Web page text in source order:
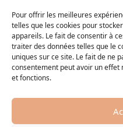
Pour offrir les meilleures
telles que les cookies pour
appareils. Le fait de consentir à
traiter des données telles que le
uniques sur ce site. Le fait de ne
consentement peut avoir un
et fonctions.
Tous les tissus
La boutique
Toutes les catégories